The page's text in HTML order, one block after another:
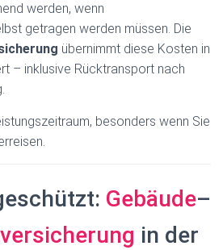
werden, wenn
getragen werden müssen. Die
übernimmt diese Kosten in
– inklusive Rücktransport nach
besonders wenn Sie
Gebäude–
in der